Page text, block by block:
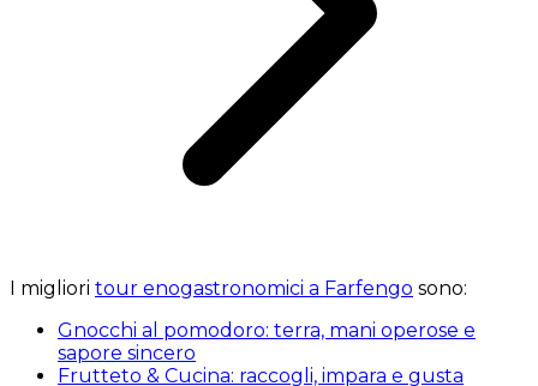
I migliori tour enogastronomici a Farfengo sono:
Gnocchi al pomodoro: terra, mani operose e
sapore sincero
Frutteto & Cucina: raccogli, impara e gusta